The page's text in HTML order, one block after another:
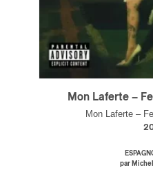
Mon Laferte –
Mon Laferte –
par